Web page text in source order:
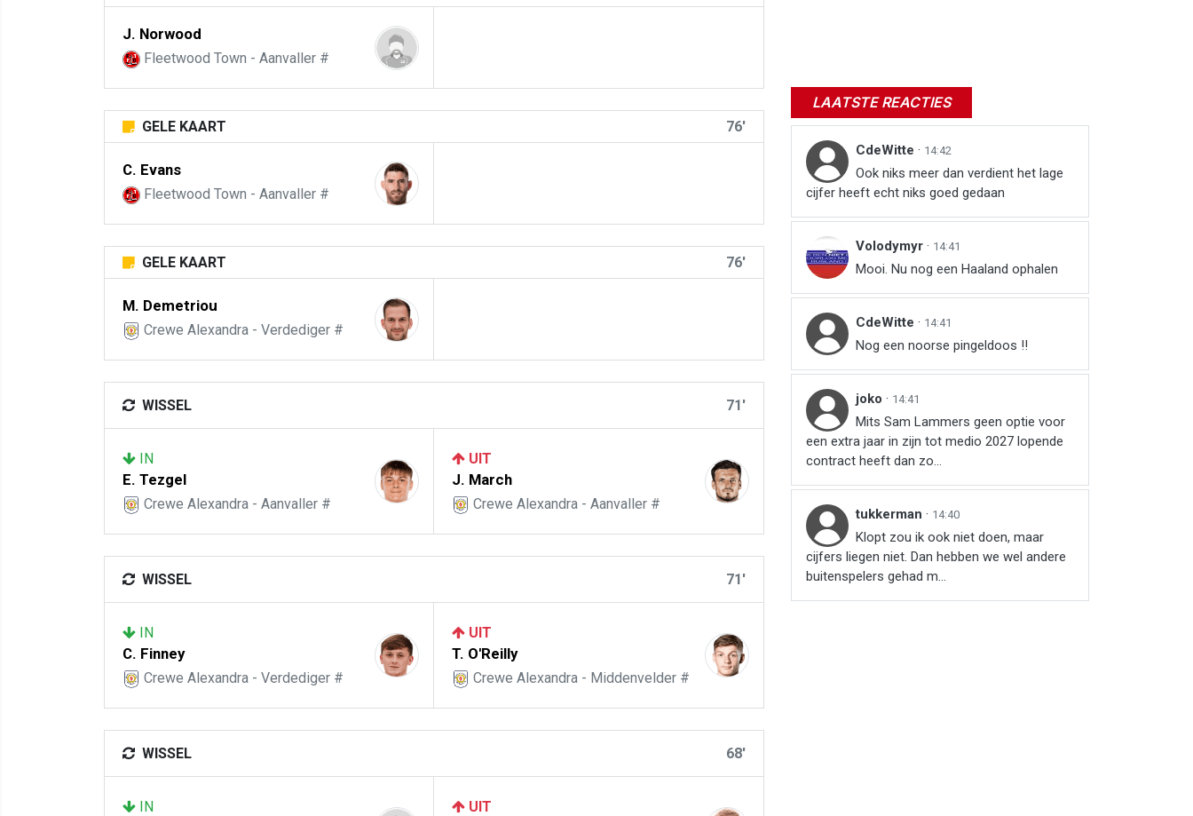
J. Norwood
Fleetwood Town - Aanvaller #
GELE KAART 76'
C. Evans
Fleetwood Town - Aanvaller #
GELE KAART 76'
M. Demetriou
Crewe Alexandra - Verdediger #
WISSEL 71'
IN
E. Tezgel
Crewe Alexandra - Aanvaller #
UIT
J. March
Crewe Alexandra - Aanvaller #
WISSEL 71'
IN
C. Finney
Crewe Alexandra - Verdediger #
UIT
T. O'Reilly
Crewe Alexandra - Middenvelder #
WISSEL 68'
IN UIT
LAATSTE REACTIES
CdeWitte · 14:42
Ook niks meer dan verdient het lage
cijfer heeft echt niks goed gedaan
Volodymyr · 14:41
Mooi. Nu nog een Haaland ophalen
CdeWitte · 14:41
Nog een noorse pingeldoos !!
joko · 14:41
Mits Sam Lammers geen optie voor
een extra jaar in zijn tot medio 2027 lopende
contract heeft dan zo...
tukkerman · 14:40
Klopt zou ik ook niet doen, maar
cijfers liegen niet. Dan hebben we wel andere
buitenspelers gehad m...